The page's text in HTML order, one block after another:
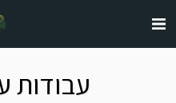
עבודות